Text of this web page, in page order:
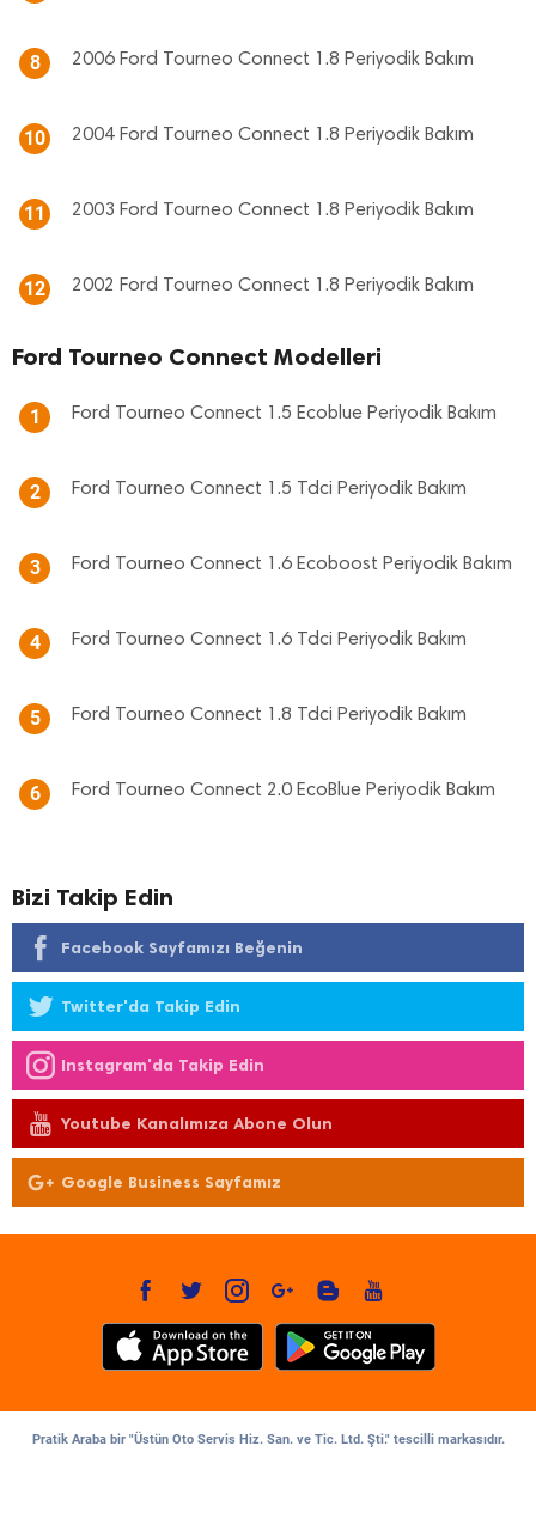
8 2006 Ford Tourneo Connect 1.8 Periyodik Bakım
10 2004 Ford Tourneo Connect 1.8 Periyodik Bakım
11 2003 Ford Tourneo Connect 1.8 Periyodik Bakım
12 2002 Ford Tourneo Connect 1.8 Periyodik Bakım
Ford Tourneo Connect Modelleri
1 Ford Tourneo Connect 1.5 Ecoblue Periyodik Bakım
2 Ford Tourneo Connect 1.5 Tdci Periyodik Bakım
3 Ford Tourneo Connect 1.6 Ecoboost Periyodik Bakım
4 Ford Tourneo Connect 1.6 Tdci Periyodik Bakım
5 Ford Tourneo Connect 1.8 Tdci Periyodik Bakım
6 Ford Tourneo Connect 2.0 EcoBlue Periyodik Bakım
Bizi Takip Edin
Facebook Sayfamızı Beğenin
Twitter'da Takip Edin
Instagram'da Takip Edin
Youtube Kanalımıza Abone Olun
Google Business Sayfamız
Pratik Araba bir "Üstün Oto Servis Hiz. San. ve Tic. Ltd. Şti." tescilli markasıdır.